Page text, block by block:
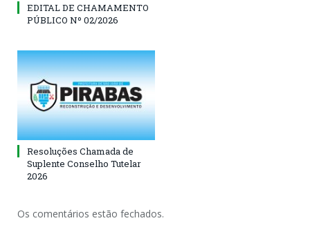
EDITAL DE CHAMAMENTO
PÚBLICO Nº 02/2026
Resoluções Chamada de
Suplente Conselho Tutelar
2026
Os comentários estão fechados.